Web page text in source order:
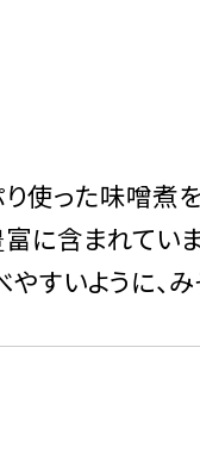
使った味噌煮
に含まれてい
やすいように